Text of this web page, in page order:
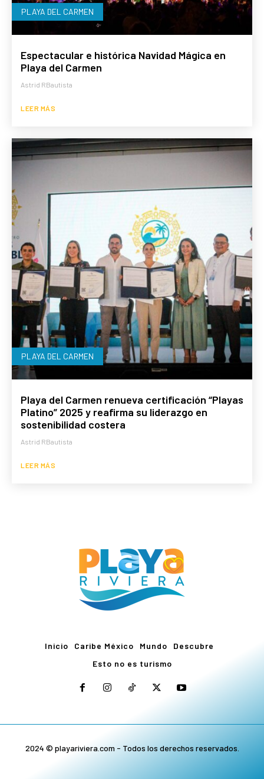
PLAYA DEL CARMEN
Espectacular e histórica Navidad Mágica en
Playa del Carmen
Astrid RBautista
LEER MÁS
PLAYA DEL CARMEN
Playa del Carmen renueva certificación “Playas
Platino” 2025 y reafirma su liderazgo en
sostenibilidad costera
Astrid RBautista
LEER MÁS
Inicio Caribe México Mundo
Descubre
Esto no es turismo
2024 © playariviera.com - Todos los derechos reservados.